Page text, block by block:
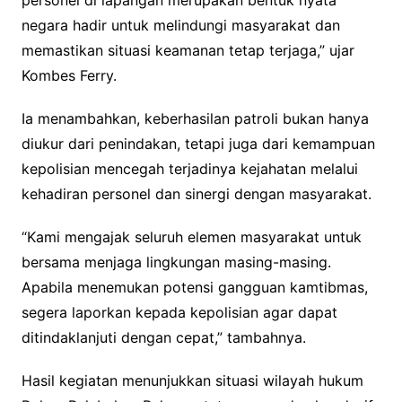
negara hadir untuk melindungi masyarakat dan
memastikan situasi keamanan tetap terjaga,” ujar
Kombes Ferry.
Ia menambahkan, keberhasilan patroli bukan hanya
diukur dari penindakan, tetapi juga dari kemampuan
kepolisian mencegah terjadinya kejahatan melalui
kehadiran personel dan sinergi dengan masyarakat.
“Kami mengajak seluruh elemen masyarakat untuk
bersama menjaga lingkungan masing-masing.
Apabila menemukan potensi gangguan kamtibmas,
segera laporkan kepada kepolisian agar dapat
ditindaklanjuti dengan cepat,” tambahnya.
Hasil kegiatan menunjukkan situasi wilayah hukum